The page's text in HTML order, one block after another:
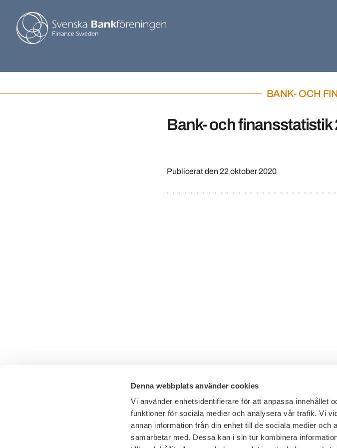
Denna webbplats använder cookies
Vi använder enhetsidentifierare för att anpassa innehållet
funktioner för sociala medier och analysera vår trafik. Vi
annan information från din enhet till de sociala medier och
samarbetar med. Dessa kan i sin tur kombinera
BANK- OCH
Bank- och finansstatistik
Publicerat den 22 oktober 2020
Telefon växel:
E-post: